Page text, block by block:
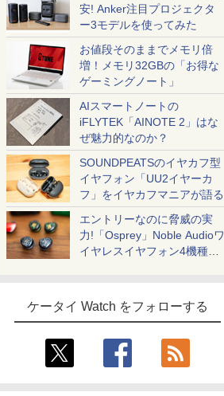
安! Anker注目プロジェクタ
ー3モデルを使ってみた
お値段そのままでメモリ倍
増！メモリ32GBの「お得な
ゲーミングノート」
AIスマートノートの
iFLYTEK「AINOTE 2」はな
ぜ魅力的なのか？
SOUNDPEATSのイヤカフ型
イヤフォン「UU2イヤーカ
フ」をイヤカフマニアが語る
エントリーなのに脅威の実
力!「Osprey」Noble Audioワ
イヤレスイヤフォン4機種を
ケータイ Watch をフォローする